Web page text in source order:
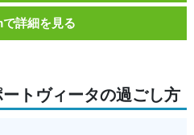
詳細を見る
トヴィータの過ごし方